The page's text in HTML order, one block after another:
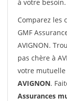
à votre besoin.
Comparez les
GMF
AVIGNON.
pas chère à
votre mutuelle
AVIGNON.
Assurances